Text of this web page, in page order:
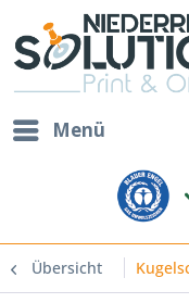
Menü
Übersicht